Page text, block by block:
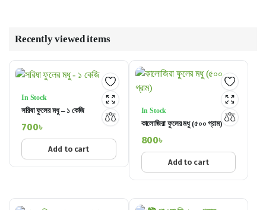
Recently viewed items
In Stock
সরিষা ফুলের মধু – ১ কেজি
700৳
Add to cart
In Stock
কালোজিরা ফুলের মধু (৫০০ গ্রাম)
800৳
Add to cart